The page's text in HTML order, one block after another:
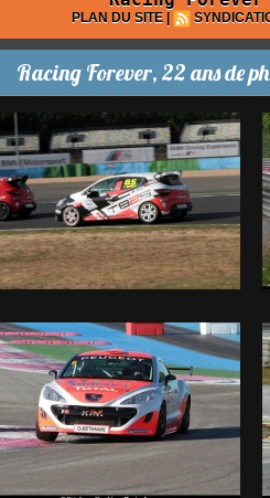
PLAN DU SITE |
Racing Forever, 22 ans de